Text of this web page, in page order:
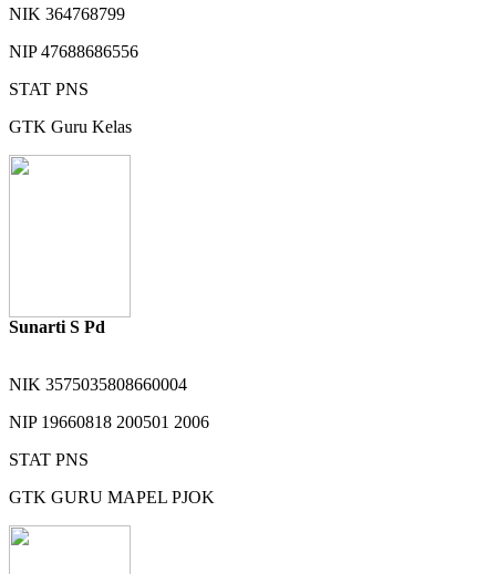
NIK 364768799
NIP47688686556
STAT PNS
GTK Guru Kelas
Sunarti S Pd
NIK 3575035808660004
NIP 19660818 200501 2006
STAT PNS
GTK GURU MAPEL PJOK